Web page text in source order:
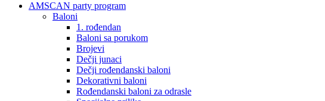
AMSCAN party program
Baloni
1. rođendan
Baloni sa porukom
Brojevi
Dečji junaci
Dečji rođendanski baloni
Dekorativni baloni
Rođendanski baloni za odrasle